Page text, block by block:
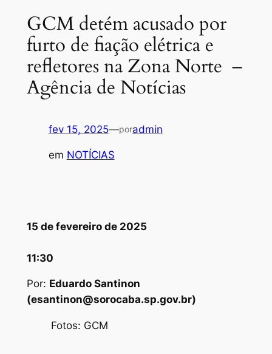
GCM detém acusado por
furto de fiação elétrica e
refletores na Zona Norte –
Agência de Notícias
fev 15, 2025—poradmin
em NOTÍCIAS
15 de fevereiro de 2025
11:30
Por: Eduardo Santinon
(esantinon@sorocaba.sp.gov.br)
Fotos: GCM